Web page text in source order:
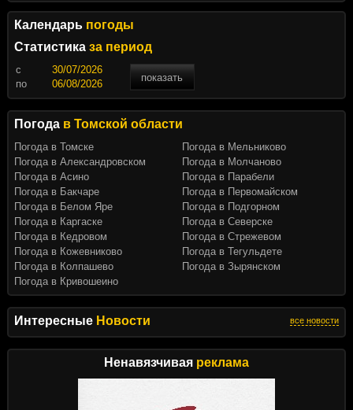
Интересные Новости все новости
Ненавязчивая реклама
Календарь погоды
Статистика за период
c
показать
по
Погода в Томской области
Погода в Томске
Погода в Александровском
Погода в Асино
Погода в Бакчаре
Погода в Белом Яре
Погода в Каргаске
Погода в Кедровом
Погода в Кожевниково
Погода в Колпашево
Погода в Кривошеино
Погода в Мельниково
Погода в Молчаново
Погода в Парабели
Погода в Первомайском
Погода в Подгорном
Погода в Северске
Погода в Стрежевом
Погода в Тегульдете
Погода в Зырянском